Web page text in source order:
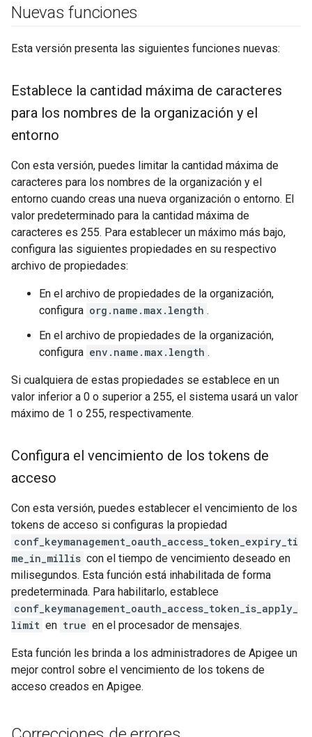
Nuevas funciones
Esta versión presenta las siguientes funciones nuevas:
Establece la cantidad máxima de caracteres
para los nombres de la organización y el
entorno
Con esta versión, puedes limitar la cantidad máxima de
caracteres para los nombres de la organización y el
entorno cuando creas una nueva organización o entorno. El
valor predeterminado para la cantidad máxima de
caracteres es 255. Para establecer un máximo más bajo,
configura las siguientes propiedades en su respectivo
archivo de propiedades:
En el archivo de propiedades de la organización,
configura org.name.max.length .
En el archivo de propiedades de la organización,
configura env.name.max.length .
Si cualquiera de estas propiedades se establece en un
valor inferior a 0 o superior a 255, el sistema usará un valor
máximo de 1 o 255, respectivamente.
Configura el vencimiento de los tokens de
acceso
Con esta versión, puedes establecer el vencimiento de los
tokens de acceso si configuras la propiedad
conf_keymanagement_oauth_access_token_expiry_ti
me_in_millis con el tiempo de vencimiento deseado en
milisegundos. Esta función está inhabilitada de forma
predeterminada. Para habilitarlo, establece
conf_keymanagement_oauth_access_token_is_apply_
limit en true en el procesador de mensajes.
Esta función les brinda a los administradores de Apigee un
mejor control sobre el vencimiento de los tokens de
acceso creados en Apigee.